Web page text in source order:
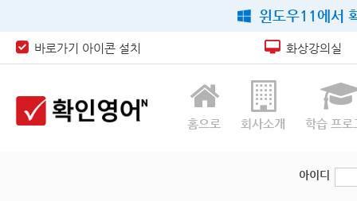
윈도우11에서
바로가기 아이콘 설치 화상강의실
홈으로 회사소개 학습 프로
아이디